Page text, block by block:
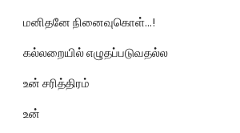
மனிதனே நினைவுகொள்...!
கல்லறையில் எழுதப்படுவதல்ல
உன் சரித்திரம்
உன்